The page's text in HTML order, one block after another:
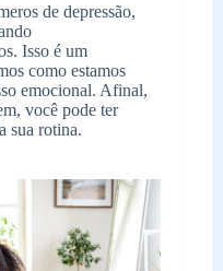
de depressão,
Isso é um
como estamos
emocional. Afinal,
você pode ter
sua rotina.